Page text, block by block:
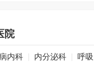
院
内科 内分泌科
呼吸器内科